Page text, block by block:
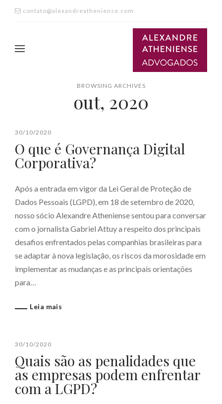
contato@alexandreatheniense.com
BROWSING ARCHIVES
out, 2020
30/10/2020
O que é Governança Digital
Corporativa?
Após a entrada em vigor da Lei Geral de Proteção de
Dados Pessoais (LGPD), em 18 de setembro de 2020,
nosso sócio Alexandre Atheniense sentou para conversar
com o jornalista Gabriel Attuy a respeito dos principais
desafios enfrentados pelas companhias brasileiras para
se adaptar à nova legislação, os riscos da morosidade em
implementar as mudanças e as principais orientações
para…
Leia mais
30/10/2020
Quais são as penalidades que
as empresas podem enfrentar
com a LGPD?